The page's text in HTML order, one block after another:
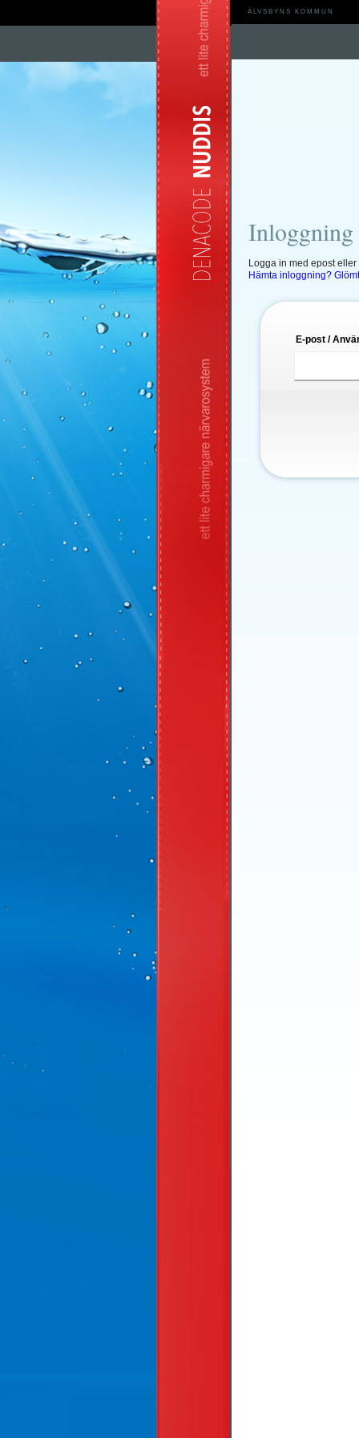
ÄLVSBYNS KOMMUN
Inloggning
Logga in med epost
Hämta inloggning?
E-post /